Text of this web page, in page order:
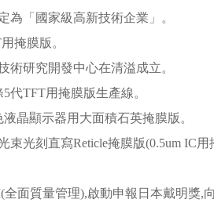
為「國家級高新技術企業」。
掩膜版。
術研究開發中心在清溢成立。
代TFT用掩膜版生產線。
晶顯示器用大面積石英掩膜版。
束光刻直寫Reticle掩膜版(0.5um IC用
面質量管理),啟動申報日本戴明獎,